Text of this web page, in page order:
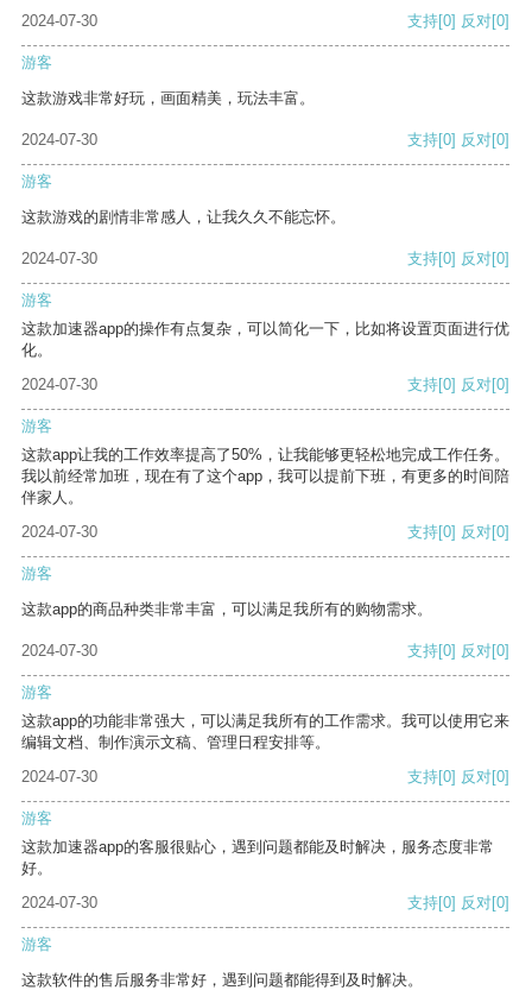
2024-07-30
支持[0] 反对[0]
游客
这款游戏非常好玩，画面精美，玩法丰富。
2024-07-30 支持[0] 反对[0]
游客
这款游戏的剧情非常感人，让我久久不能忘怀。
2024-07-30 支持[0] 反对[0]
游客
这款加速器app的操作有点复杂，可以简化一下，比如将设置页面进行优
化。
2024-07-30
支持[0] 反对[0]
游客
这款app让我的工作效率提高了50%，让我能够更轻松地完成工作任务。
我以前经常加班，现在有了这个app，我可以提前下班，有更多的时间陪
伴家人。
2024-07-30
支持[0] 反对[0]
游客
这款app的商品种类非常丰富，可以满足我所有的购物需求。
2024-07-30 支持[0] 反对[0]
游客
这款app的功能非常强大，可以满足我所有的工作需求。我可以使用它来
编辑文档、制作演示文稿、管理日程安排等。
2024-07-30
支持[0] 反对[0]
游客
这款加速器app的客服很贴心，遇到问题都能及时解决，服务态度非常
好。
2024-07-30
支持[0] 反对[0]
游客
这款软件的售后服务非常好，遇到问题都能得到及时解决。